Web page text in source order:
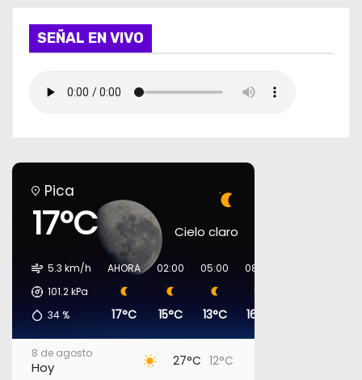
SEÑAL EN VIVO
Pica
17°C Cielo claro
5.3 km/h
101.2kPa
34 %
AHORA
17°C
02:00
15°C
05:00
13°C
08:00
16°C
8 de agosto
Hoy 27°C 12°C